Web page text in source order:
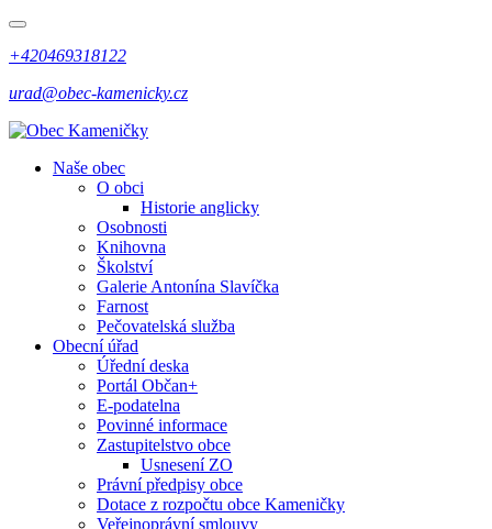
+420469318122
urad@obec-kamenicky.cz
Naše obec
O obci
Historie anglicky
Osobnosti
Knihovna
Školství
Galerie Antonína Slavíčka
Farnost
Pečovatelská služba
Obecní úřad
Úřední deska
Portál Občan+
E-podatelna
Povinné informace
Zastupitelstvo obce
Usnesení ZO
Právní předpisy obce
Dotace z rozpočtu obce Kameničky
Veřejnoprávní smlouvy